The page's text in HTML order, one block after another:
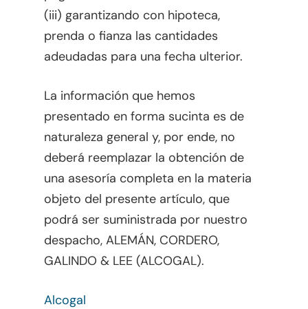
(iii) garantizando con hipoteca,
prenda o fianza las cantidades
adeudadas para una fecha ulterior.
La información que hemos
presentado en forma sucinta es de
naturaleza general y, por ende, no
deberá reemplazar la obtención de
una asesoría completa en la materia
objeto del presente artículo, que
podrá ser suministrada por nuestro
despacho, ALEMÁN, CORDERO,
GALINDO & LEE (ALCOGAL).
Alcogal
Enfoques
Artículos
Bienes Raíces
Capitales
Corporativo
Cumplimiento
Biblioteca Legal
¿Qué Es FOCUS?
Español
Inglés